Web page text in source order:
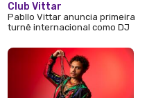
Club Vittar
Pabllo Vittar anuncia primeira
turnê internacional como DJ